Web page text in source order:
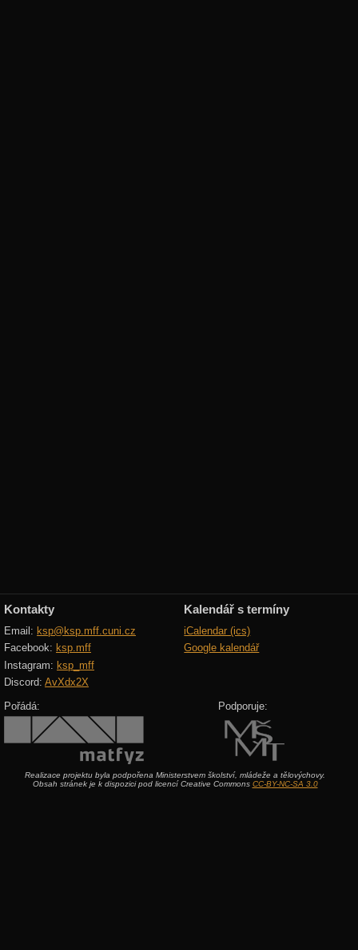
Kontakty
Email: ksp@ksp.mff.cuni.cz
Facebook: ksp.mff
Instagram: ksp_mff
Discord: AvXdx2X
Kalendář s termíny
iCalendar (ics)
Google kalendář
Pořádá: Podporuje:
Realizace projektu byla podpořena Ministerstvem školství, mládeže a tělovýchovy.
Obsah stránek je k dispozici pod licencí Creative Commons CC-BY-NC-SA 3.0